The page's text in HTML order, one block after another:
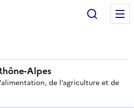
Alpes
de l’agriculture et de